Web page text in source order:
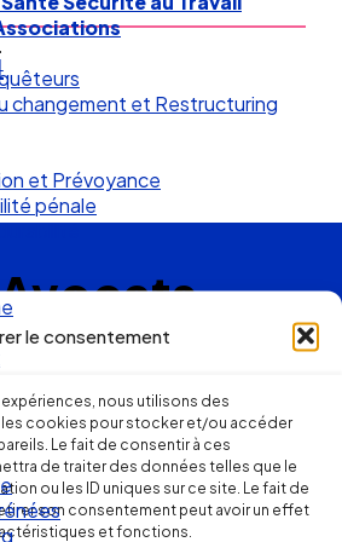
le consentement
nous utilisons des
cookies pour stocker et/ou accéder
Le fait de consentir à ces
de traiter des données telles que le
ou les ID uniques sur ce site. Le fait de
son consentement peut avoir un effet
et fonctions.
changement et Restructuring
et Prévoyance
pénale